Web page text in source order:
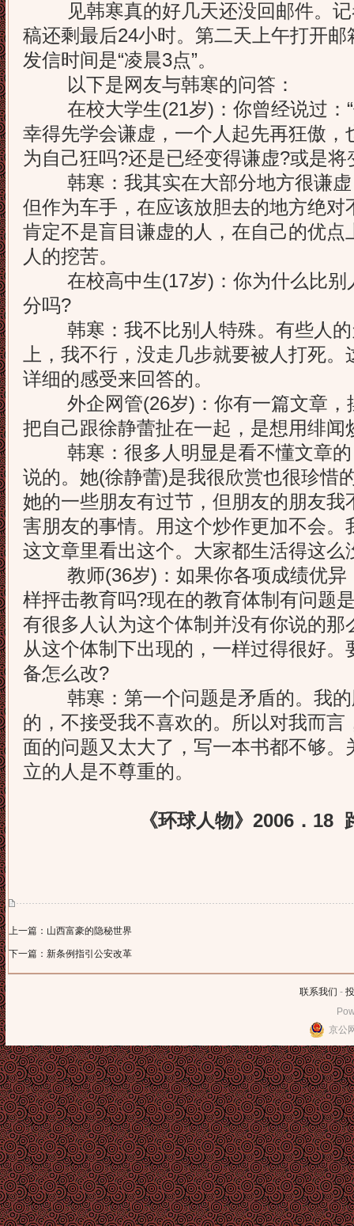
见韩寒真的好几天还没回邮件。记
稿还剩最后24小时。第二天上午打开
发信时间是“凌晨3点”。
以下是网友与韩寒的问答：
在校大学生(21岁)：你曾经说过：“
幸得先学会谦虚，一个人起先再狂傲，
为自己狂吗?还是已经变得谦虚?或是将
韩寒：我其实在大部分地方很谦虚
但作为车手，在应该放胆去的地方绝对
肯定不是盲目谦虚的人，在自己的优点
人的挖苦。
在校高中生(17岁)：你为什么比别
分吗?
韩寒：我不比别人特殊。有些人的
上，我不行，没走几步就要被人打死
详细的感受来回答的。
外企网管(26岁)：你有一篇文章，
把自己跟徐静蕾扯在一起，是想用绯闻
韩寒：很多人明显是看不懂文章的
说的。她(徐静蕾)是我很欣赏也很珍惜
她的一些朋友有过节，但朋友的朋友我
害朋友的事情。用这个炒作更加不会。
这文章里看出这个。大家都生活得这么
教师(36岁)：如果你各项成绩优异
样抨击教育吗?现在的教育体制有问题
有很多人认为这个体制并没有你说的那
从这个体制下出现的，一样过得很好
备怎么改?
韩寒：第一个问题是矛盾的。我的
的，不接受我不喜欢的。所以对我而
面的问题又太大了，写一本书都不够。
立的人是不尊重的。
《环球人物》2006．18 路
上一篇：山西富豪的隐秘世界
下一篇：新条例指引公安改革
联系我们 -
京公